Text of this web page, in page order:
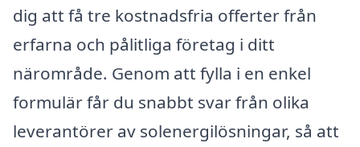
dig att få tre kostnadsfria offerter från
erfarna och pålitliga företag i ditt
närområde. Genom att fylla i en enkel
formulär får du snabbt svar från olika
leverantörer av solenergilösningar, så att